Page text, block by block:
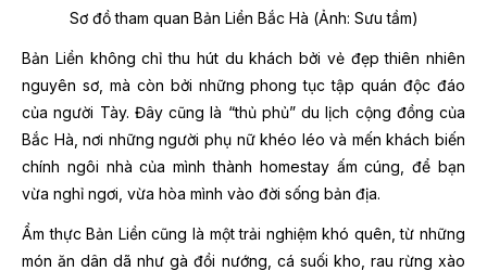
Sơ đồ tham quan Bản Liền Bắc Hà (Ảnh: Sưu tầm)
Bản Liền không chỉ thu hút du khách bởi vẻ đẹp thiên nhiên
nguyên sơ, mà còn bởi những phong tục tập quán độc đáo
của người Tày. Đây cũng là “thủ phủ” du lịch cộng đồng của
Bắc Hà, nơi những người phụ nữ khéo léo và mến khách biến
chính ngôi nhà của mình thành homestay ấm cúng, để bạn
vừa nghỉ ngơi, vừa hòa mình vào đời sống bản địa.
Ẩm thực Bản Liền cũng là một trải nghiệm khó quên, từ những
món ăn dân dã như gà đồi nướng, cá suối kho, rau rừng xào